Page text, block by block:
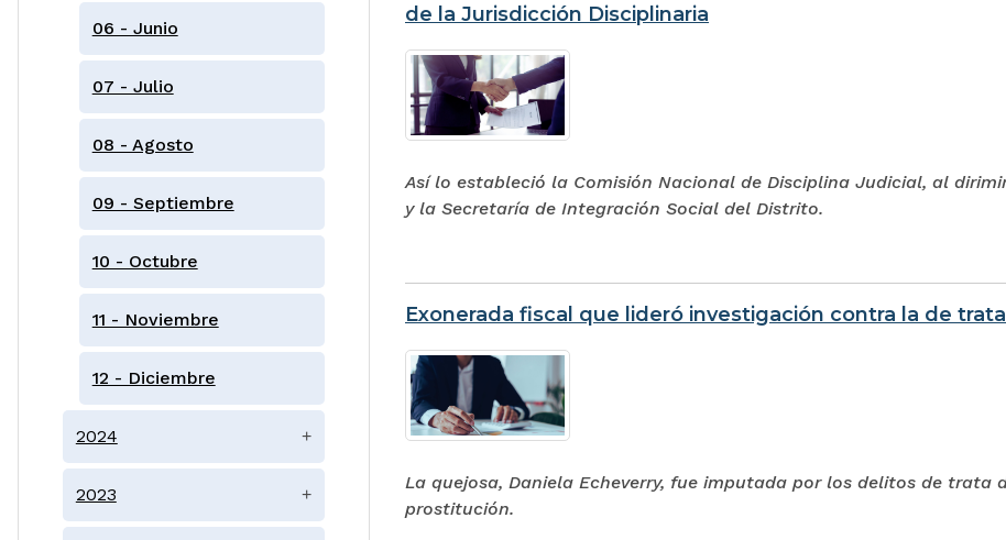
06 - Junio
07 - Julio
08 - Agosto
09 - Septiembre
10 - Octubre
11 - Noviembre
12 - Diciembre
2024 +
2023 +
de la Jurisdicción Disciplinaria
Así lo estableció la Comisión Nacional de Disciplina Judicial, al
y la Secretaría de Integración Social del Distrito.
Exonerada fiscal que lideró investigación contra la de
La quejosa, Daniela Echeverry, fue imputada por los delitos de trata
prostitución.